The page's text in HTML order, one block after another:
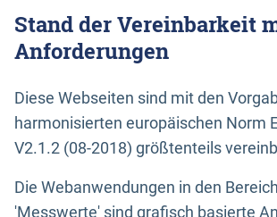
Stand der Vereinbarkeit
Anforderungen
Diese Webseiten sind mit den
harmonisierten europäischen Norm
V2.1.2 (08-2018) größtenteils
Die Webanwendungen in den
'Messwerte' sind grafisch basierte